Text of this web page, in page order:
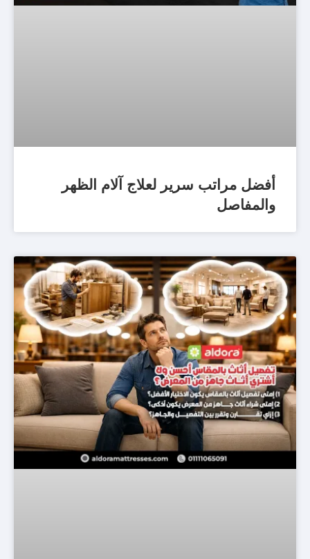
أفضل مراتب سرير لعلاج آلام الظهر
والمفاصل